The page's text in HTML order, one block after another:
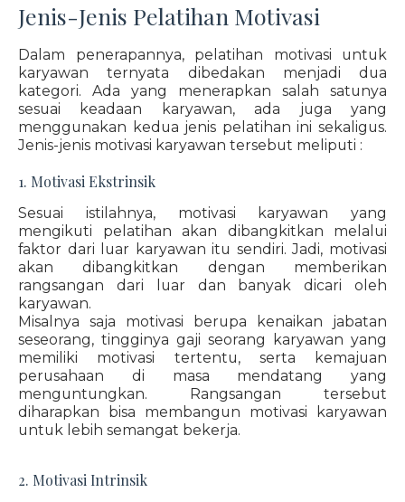
Jenis-Jenis Pelatihan Motivasi
Dalam penerapannya, pelatihan motivasi untuk
karyawan ternyata dibedakan menjadi dua
kategori. Ada yang menerapkan salah satunya
sesuai keadaan karyawan, ada juga yang
menggunakan kedua jenis pelatihan ini sekaligus.
Jenis-jenis motivasi karyawan tersebut meliputi :
1. Motivasi Ekstrinsik
Sesuai istilahnya, motivasi karyawan yang
mengikuti pelatihan akan dibangkitkan melalui
faktor dari luar karyawan itu sendiri. Jadi, motivasi
akan dibangkitkan dengan memberikan
rangsangan dari luar dan banyak dicari oleh
karyawan.
Misalnya saja motivasi berupa kenaikan jabatan
seseorang, tingginya gaji seorang karyawan yang
memiliki motivasi tertentu, serta kemajuan
perusahaan di masa mendatang yang
menguntungkan. Rangsangan tersebut
diharapkan bisa membangun motivasi karyawan
untuk lebih semangat bekerja.
2. Motivasi Intrinsik